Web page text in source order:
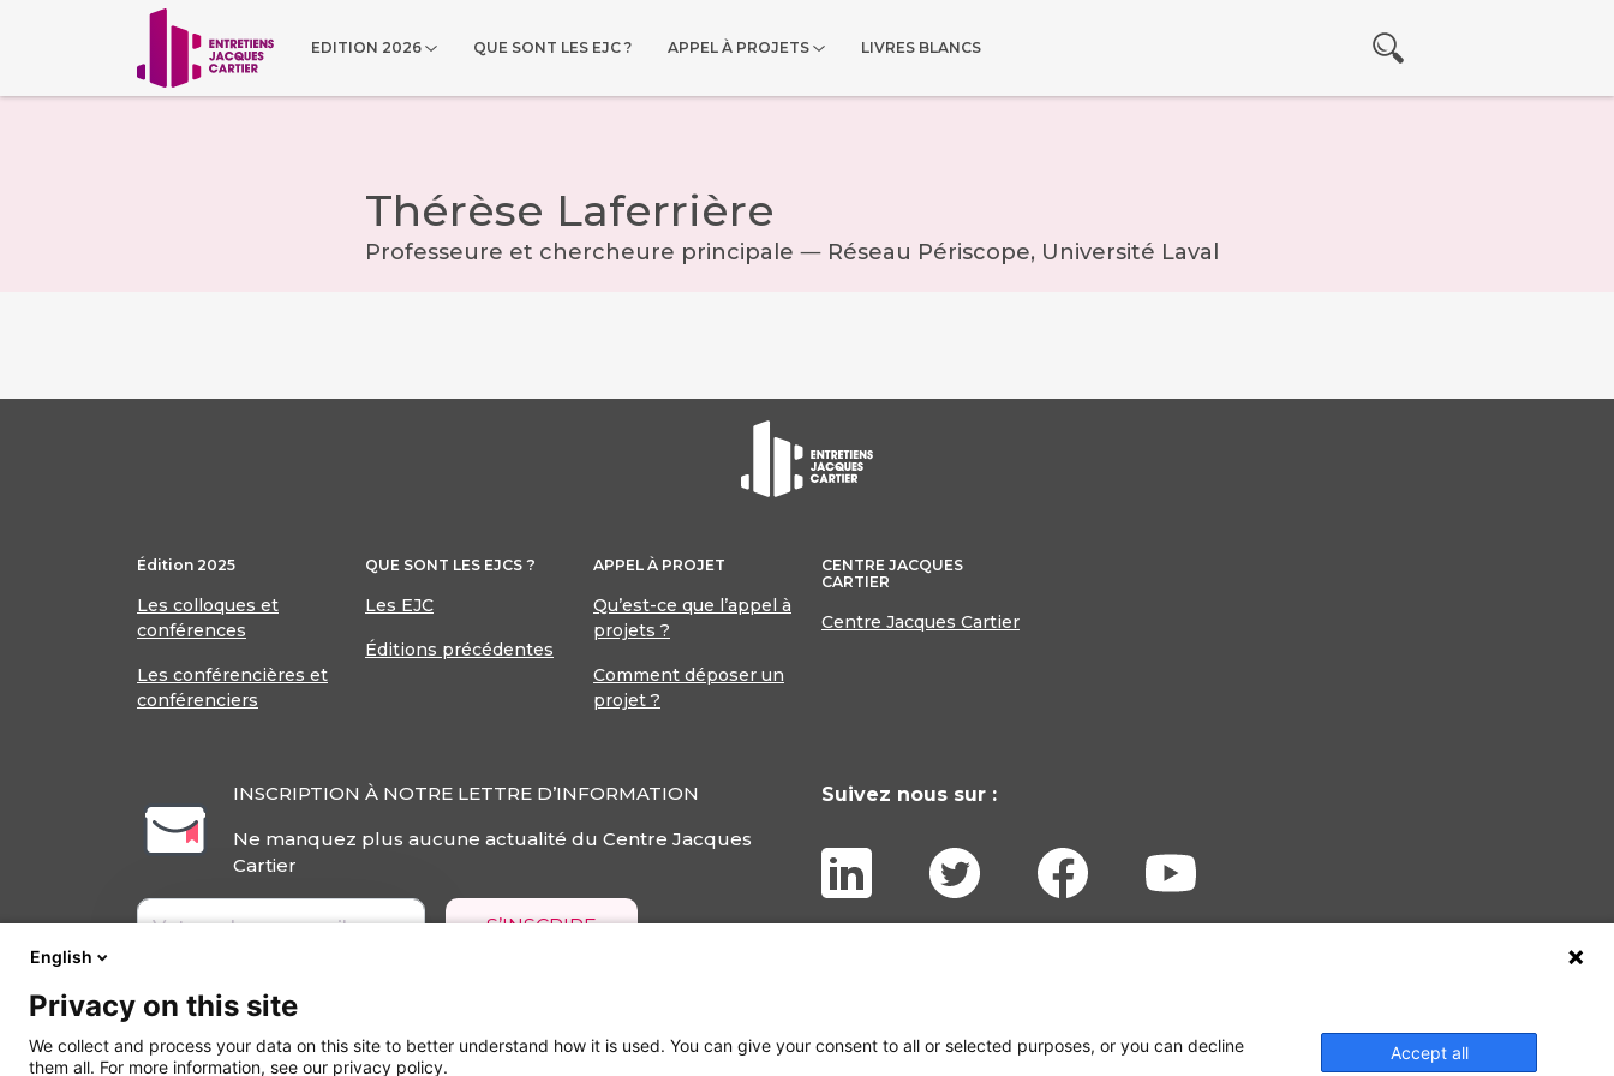
EDITION 2026 QUE SONT LES EJC ? APPEL À PROJETS LIVRES BLANCS
Thérèse Laferrière
Professeure et chercheure principale ― Réseau Périscope, Université Laval
Édition 2025
Les colloques et
conférences
Les conférencières et
conférenciers
QUE SONT LES EJCS ?
Les EJC
Éditions précédentes
APPEL À PROJET
Qu’est-ce que l’appel à
projets ?
Comment déposer un
projet ?
CENTRE JACQUES
CARTIER
Centre Jacques Cartier
INSCRIPTION À NOTRE LETTRE D’INFORMATION
Ne manquez plus aucune actualité du Centre Jacques
Cartier
S’INSCRIRE
Suivez nous sur :
CENTRE JACQUES CARTIER -MENTIONS LÉGALES
English
Privacy on this site
We collect and process your data on this site to better understand how it is used. You can give your consent to all or selected purposes, or you can decline
them all. For more information, see our privacy policy.
Accept all